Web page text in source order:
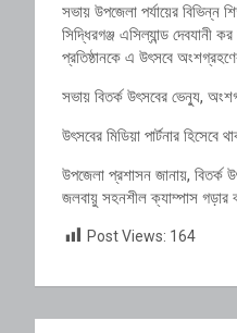
সভায় উপজেলা পর্যায়ের বিভিন্ন
সিদ্ধিরগঞ্জ এসিল্যান্ড দেবযানী
প্রতিষ্ঠানকে এ উৎসবে
সভায় বিতর্ক উৎসবের ভেন্যু,
উৎসবের মিডিয়া পার্টনার
উপজেলা প্রশাসন জানায়, বিতর্ক
জলবায়ু সহনশীল ক্যাম্পাস গড়ার
Post Views: 164